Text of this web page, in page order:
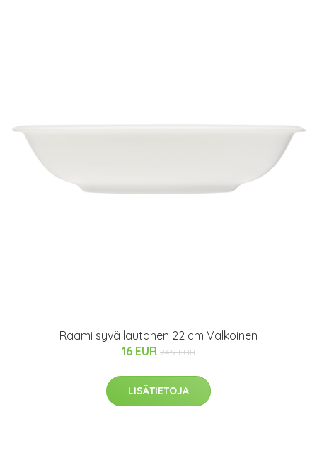
Raami syvä lautanen 22 cm Valkoinen
16 EUR 24.9 EUR
LISÄTIETOJA